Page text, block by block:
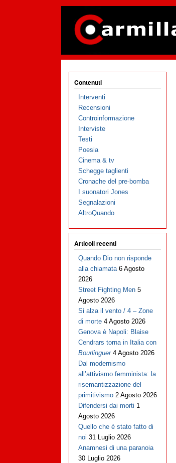
Contenuti
Interventi
Recensioni
Controinformazione
Interviste
Testi
Poesia
Cinema & tv
Schegge taglienti
Cronache del pre-bomba
I suonatori Jones
Segnalazioni
AltroQuando
Articoli recenti
Quando Dio non risponde
alla chiamata 6 Agosto
2026
Street Fighting Men 5
Agosto 2026
Si alza il vento / 4 – Zone
di morte 4 Agosto 2026
Genova è Napoli: Blaise
Cendrars torna in Italia con
Bourlinguer 4 Agosto 2026
Dal modernismo
all’attivismo femminista: la
risemantizzazione del
primitivismo 2 Agosto 2026
Difendersi dai morti 1
Agosto 2026
Quello che è stato fatto di
noi 31 Luglio 2026
Anamnesi di una paranoia
30 Luglio 2026